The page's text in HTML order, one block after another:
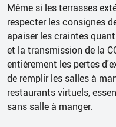
Même si les terrasses
respecter les consignes
apaiser les craintes
et la transmission de la
entièrement les pertes
de remplir les salles à
restaurants virtuels,
sans salle à manger.